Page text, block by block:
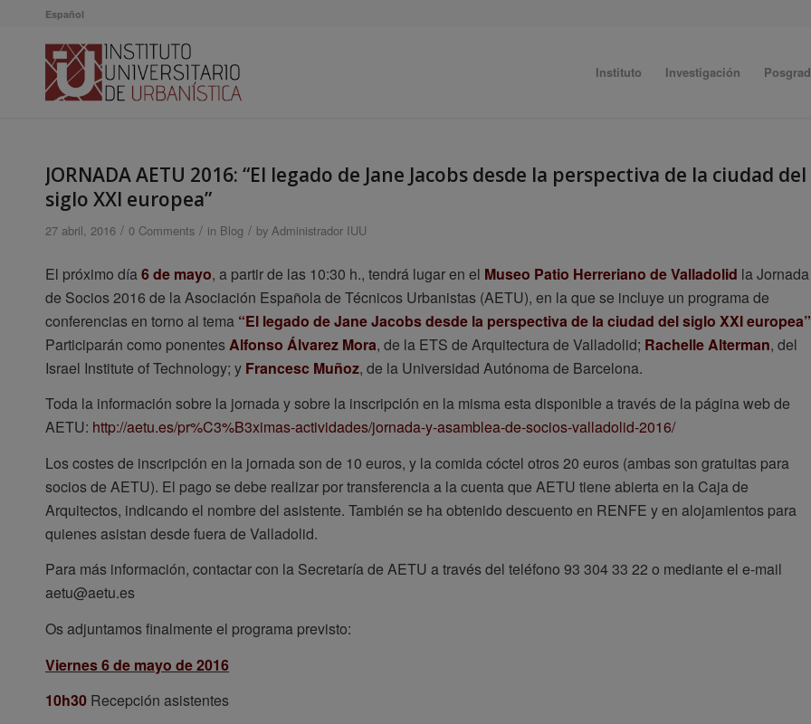
Español
Instituto Investigación
JORNADA AETU 2016: “El legado de Jane Jacobs desde la perspectiva de la ciudad del
siglo XXI europea”
27 abril, 2016 / 0 Comments / in Blog / by Administrador IUU
El próximo día 6 de mayo, a partir de las 10:30 h., tendrá lugar en el Museo Patio Herreriano de Valladolid la Jornada
de Socios 2016 de la Asociación Española de Técnicos Urbanistas (AETU), en la que se incluye un programa de
conferencias en torno al tema “El legado de Jane Jacobs desde la perspectiva de la ciudad del siglo XXI europea”
Participarán como ponentes Alfonso Álvarez Mora, de la ETS de Arquitectura de Valladolid; Rachelle Alterman, del
Israel Institute of Technology; y Francesc Muñoz, de la Universidad Autónoma de Barcelona.
Toda la información sobre la jornada y sobre la inscripción en la misma esta disponible a través de la página web de
AETU: http://aetu.es/pr%C3%B3ximas-actividades/jornada-y-asamblea-de-socios-valladolid-2016/
Los costes de inscripción en la jornada son de 10 euros, y la comida cóctel otros 20 euros (ambas son gratuitas para
socios de AETU). El pago se debe realizar por transferencia a la cuenta que AETU tiene abierta en la Caja de
Arquitectos, indicando el nombre del asistente. También se ha obtenido descuento en RENFE y en alojamientos para
quienes asistan desde fuera de Valladolid.
Para más información, contactar con la Secretaría de AETU a través del teléfono 93 304 33 22 o mediante el e-mail
aetu@aetu.es
Os adjuntamos finalmente el programa previsto:
Viernes 6 de mayo de 2016
10h30 Recepción asistentes